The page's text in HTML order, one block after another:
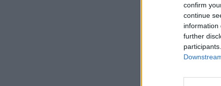
confirm
continue
information
further